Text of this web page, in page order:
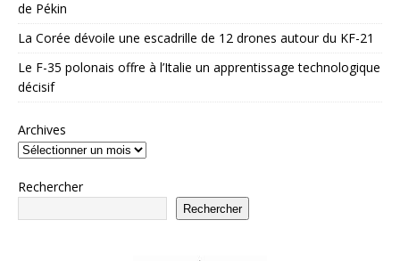
de Pékin
La Corée dévoile une escadrille de 12 drones autour du KF-21
Le F-35 polonais offre à l’Italie un apprentissage technologique
décisif
Archives
Rechercher
Rechercher